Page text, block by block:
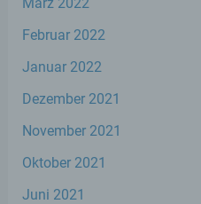
Februar 2022
Januar 2022
Dezember 2021
November 2021
Oktober 2021
Juni 2021
e) Profiling
Verarbeitung
werden, um
Aspekte, die sich
beziehen, zu
Aspekte bezüglich
wirtschaftlicher